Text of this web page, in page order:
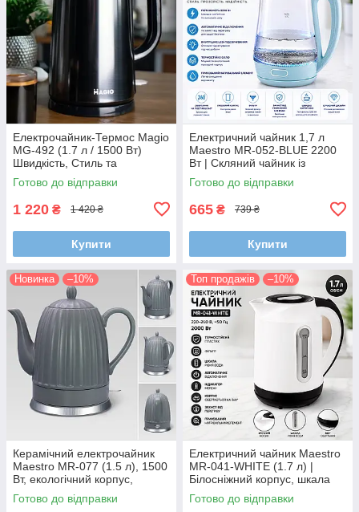
Електрочайник-Термос Magio
MG-492 (1.7 л / 1500 Вт)
Швидкість, Стиль та
Збереження Тепла!
Готово до відправки
1 220 ₴ 1 420 ₴
Купити
Електричний чайник 1,7 л
Maestro MR-052-BLUE 2200
Вт | Скляний чайник із
підсвічуванням
Готово до відправки
665 ₴ 739 ₴
Купити
Новинка –10%
Керамічний електрочайник
Maestro MR-077 (1.5 л), 1500
Вт, екологічний корпус,
прихований нагрівальний
елемент
Готово до відправки
Топ продажів –10%
Електричний чайник Maestro
MR-041-WHITE (1.7 л) |
Білосніжний корпус, шкала
рівня води та прихований
нагрівач (2000 Вт)
Готово до відправки